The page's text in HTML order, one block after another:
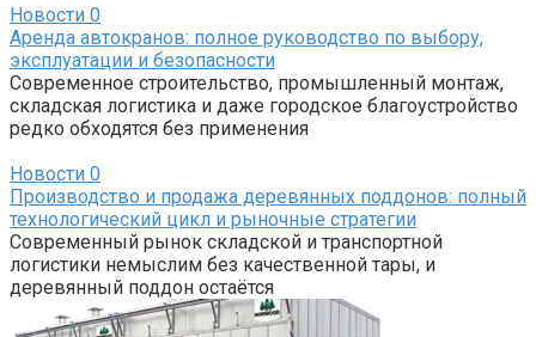
Новости 0
Аренда автокранов: полное руководство по выбору,
эксплуатации и безопасности
Современное строительство, промышленный монтаж,
складская логистика и даже городское благоустройство
редко обходятся без применения
Новости 0
Производство и продажа деревянных поддонов: полный
технологический цикл и рыночные стратегии
Современный рынок складской и транспортной
логистики немыслим без качественной тары, и
деревянный поддон остаётся